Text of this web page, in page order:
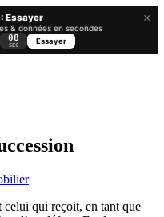
×
Essayer
& données en secondes
08
SEC
Essayer
qui reçoit, en tant que